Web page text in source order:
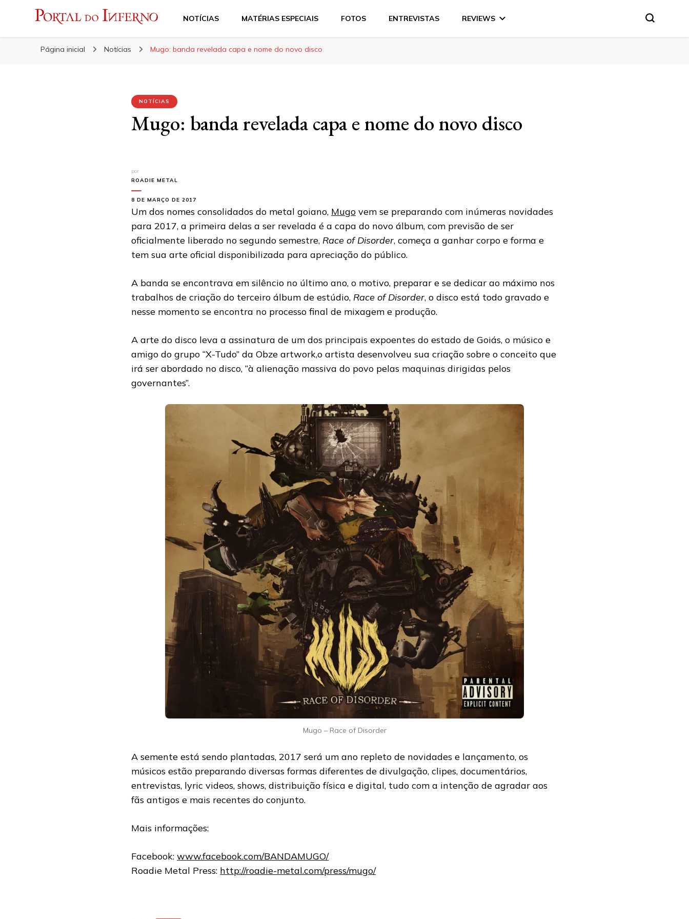
Portal do Inferno
NOTÍCIAS MATÉRIAS ESPECIAIS FOTOS ENTREVISTAS REVIEWS
Página inicial Notícias Mugo: banda revelada capa e nome do novo disco
NOTÍCIAS
Mugo: banda revelada capa e nome do novo disco
por
ROADIE METAL
8 DE MARÇO DE 2017
Um dos nomes consolidados do metal goiano, Mugo vem se preparando com inúmeras novidades
para 2017, a primeira delas a ser revelada é a capa do novo álbum, com previsão de ser
oficialmente liberado no segundo semestre, Race of Disorder, começa a ganhar corpo e forma e
tem sua arte oficial disponibilizada para apreciação do público.
A banda se encontrava em silêncio no último ano, o motivo, preparar e se dedicar ao máximo nos
trabalhos de criação do terceiro álbum de estúdio, Race of Disorder, o disco está todo gravado e
nesse momento se encontra no processo final de mixagem e produção.
A arte do disco leva a assinatura de um dos principais expoentes do estado de Goiás, o músico e
amigo do grupo “X-Tudo” da Obze artwork,o artista desenvolveu sua criação sobre o conceito que
irá ser abordado no disco, “à alienação massiva do povo pelas maquinas dirigidas pelos
governantes”.
Mugo – Race of Disorder
A semente está sendo plantadas, 2017 será um ano repleto de novidades e lançamento, os
músicos estão preparando diversas formas diferentes de divulgação, clipes, documentários,
entrevistas, lyric videos, shows, distribuição física e digital, tudo com a intenção de agradar aos
fãs antigos e mais recentes do conjunto.
Mais informações:
Facebook: www.facebook.com/BANDAMUGO/
Roadie Metal Press: http://roadie-metal.com/press/mugo/